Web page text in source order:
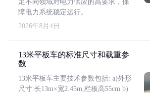
足不同领域对电力供应的高要求，保
障电力系统稳定运行。
2026年8月4日
13米平板车的标准尺寸和载重参
数
13米平板车主要技术参数包括: a)外形
尺寸:长13m×宽2.45m,栏板高55cm b)